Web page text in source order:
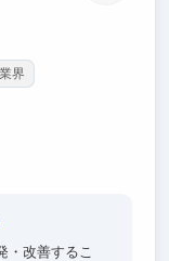
界
・改善するこ